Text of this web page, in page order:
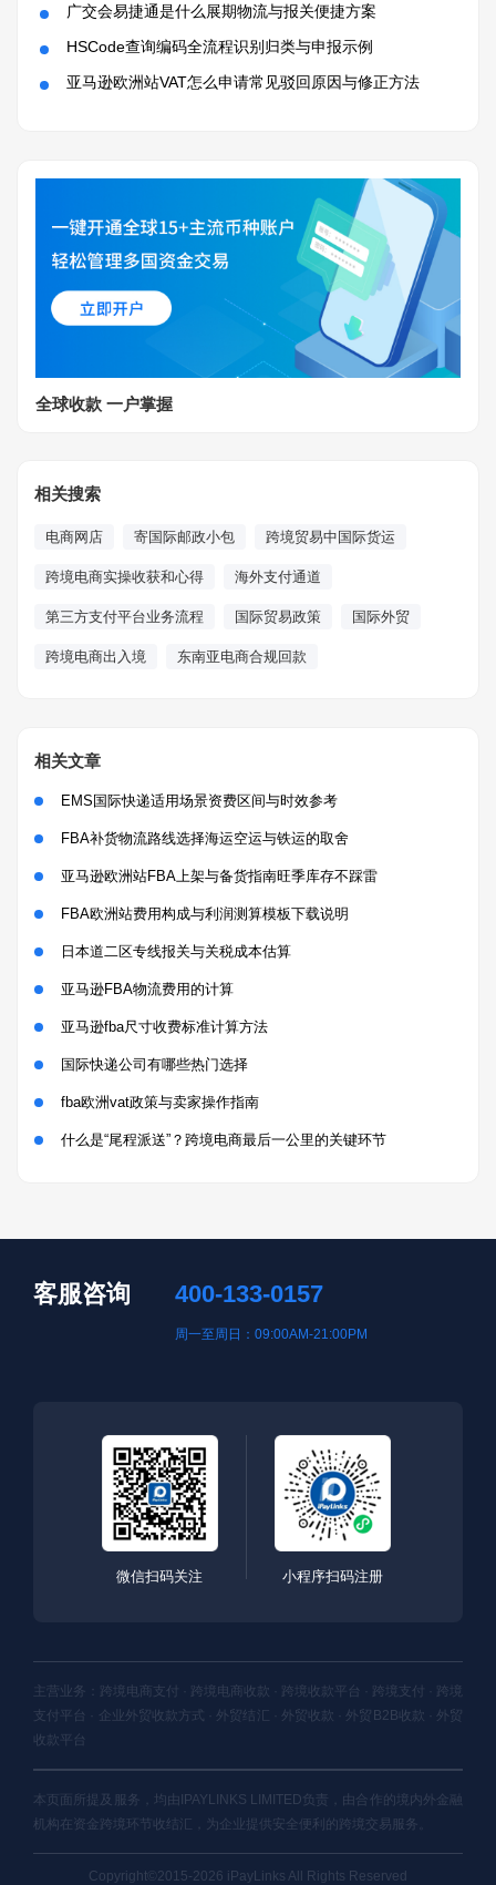
广交会易捷通是什么展期物流与报关便捷方案
HSCode查询编码全流程识别归类与申报示例
亚马逊欧洲站VAT怎么申请常见驳回原因与修正方法
全球收款 一户掌握
相关搜索
电商网店 寄国际邮政小包 跨境贸易中国际货运
跨境电商实操收获和心得 海外支付通道
第三方支付平台业务流程 国际贸易政策 国际外贸
跨境电商出入境 东南亚电商合规回款
相关文章
EMS国际快递适用场景资费区间与时效参考
FBA补货物流路线选择海运空运与铁运的取舍
亚马逊欧洲站FBA上架与备货指南旺季库存不踩雷
FBA欧洲站费用构成与利润测算模板下载说明
日本道二区专线报关与关税成本估算
亚马逊FBA物流费用的计算
亚马逊fba尺寸收费标准计算方法
国际快递公司有哪些热门选择
fba欧洲vat政策与卖家操作指南
什么是“尾程派送”？跨境电商最后一公里的关键环节
客服咨询 400-133-0157
周一至周日：09:00AM-21:00PM
微信扫码关注 小程序扫码注册
主营业务：跨境电商支付 · 跨境电商收款 · 跨境收款平台 · 跨境支付 · 跨境
支付平台 · 企业外贸收款方式 · 外贸结汇 · 外贸收款 · 外贸B2B收款 · 外贸
收款平台
本页面所提及服务，均由IPAYLINKS LIMITED负责，由合作的境内外金融
机构在资金跨境环节收结汇，为企业提供安全便利的跨境交易服务。
Copyright©2015-2026 iPayLinks All Rights Reserved